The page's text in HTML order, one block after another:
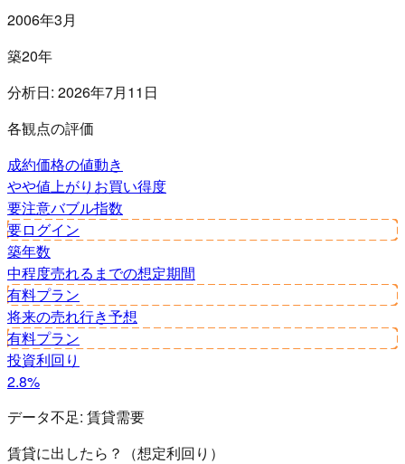
2006年3月
築20年
分析日: 2026年7月11日
各観点の評価
成約価格の値動き
やや値上がり お買い得度
要注意バブル指数
要ログイン
築年数
中程度売れるまでの想定期間
有料プラン
将来の売れ行き予想
有料プラン
投資利回り
2.8%
データ不足: 賃貸需要
賃貸に出したら？（想定利回り）